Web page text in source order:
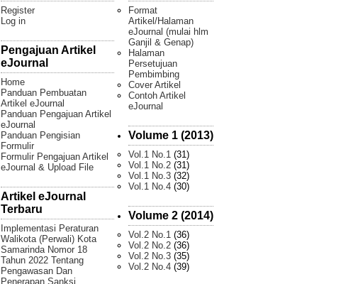
Register
Log in
Pengajuan Artikel
eJournal
Home
Panduan Pembuatan
Artikel eJournal
Panduan Pengajuan Artikel
eJournal
Panduan Pengisian
Formulir
Formulir Pengajuan Artikel
eJournal & Upload File
Artikel eJournal
Terbaru
Implementasi Peraturan
Walikota (Perwali) Kota
Samarinda Nomor 18
Tahun 2022 Tentang
Pengawasan Dan
Penerapan Sanksi
Format
Artikel/Halaman
eJournal (mulai hlm
Ganjil & Genap)
Halaman
Persetujuan
Pembimbing
Cover Artikel
Contoh Artikel
eJournal
Volume 1 (2013)
Vol.1 No.1 (31)
Vol.1 No.2 (31)
Vol.1 No.3 (32)
Vol.1 No.4 (30)
Volume 2 (2014)
Vol.2 No.1 (36)
Vol.2 No.2 (36)
Vol.2 No.3 (35)
Vol.2 No.4 (39)